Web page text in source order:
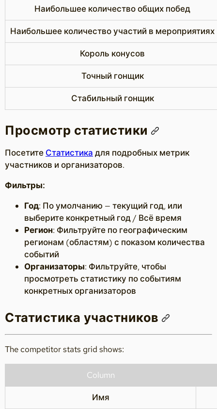
Наибольшее количество общих побед
Наибольшее количество участий в мероприятиях
Король конусов
Точный гонщик
Стабильный гонщик
Просмотр статистики
Посетите Статистика для подробных метрик
участников и организаторов.
Фильтры:
Год: По умолчанию — текущий год, или
выберите конкретный год / Всё время
Регион: Фильтруйте по географическим
регионам (областям) с показом количества
событий
Организаторы: Фильтруйте, чтобы
просмотреть статистику по событиям
конкретных организаторов
Статистика участников
The competitor stats grid shows:
Column
Имя